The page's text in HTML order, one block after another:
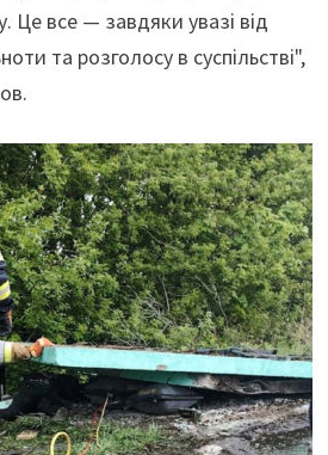
Це все — завдяки увазі від
та розголосу в суспільстві",